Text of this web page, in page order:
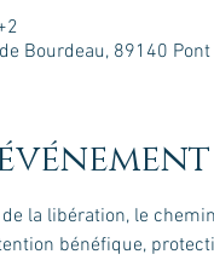
Bourdeau, 89140
la libération, le
bénéfique,